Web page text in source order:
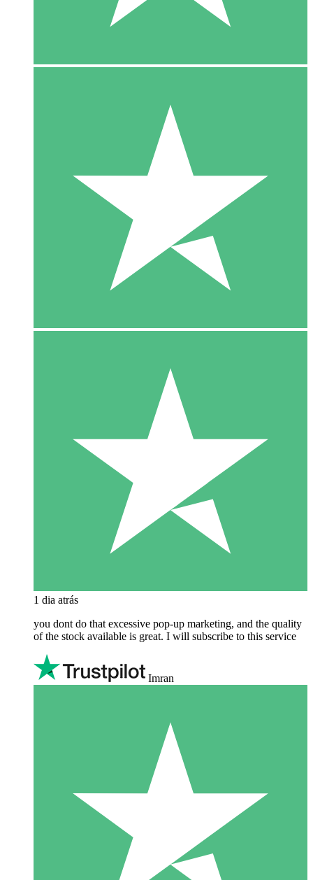
1 dia atrás
you dont do that excessive pop-up marketing, and the quality
of the stock available is great. I will subscribe to this service
Imran